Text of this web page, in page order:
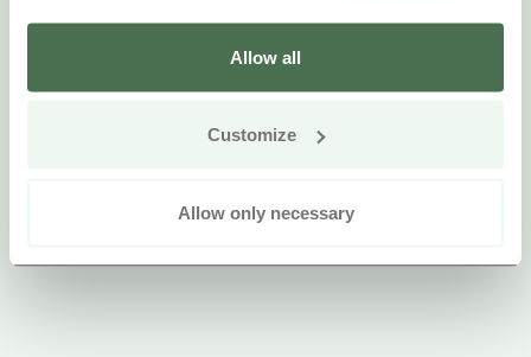
Allow all
Customize
Allow only necessary